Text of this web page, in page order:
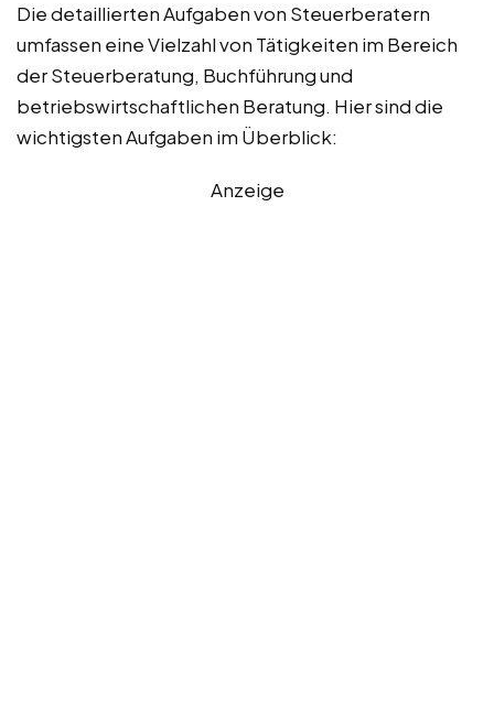
Die detaillierten Aufgaben von Steuerberatern
umfassen eine Vielzahl von Tätigkeiten im Bereich
der Steuerberatung, Buchführung und
betriebswirtschaftlichen Beratung. Hier sind die
wichtigsten Aufgaben im Überblick:
Anzeige